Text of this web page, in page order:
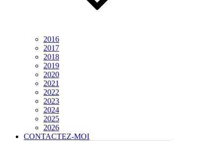
2016
2017
2018
2019
2020
2021
2022
2023
2024
2025
2026
CONTACTEZ-MOI